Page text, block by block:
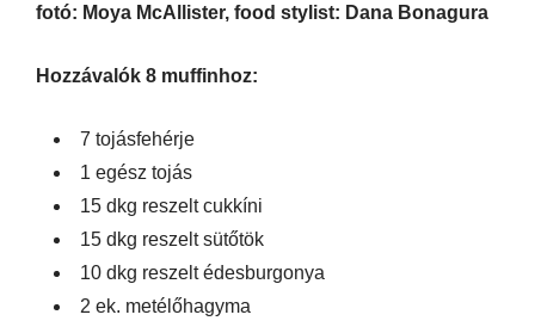
fotó: Moya McAllister, food stylist: Dana Bonagura
Hozzávalók 8 muffinhoz:
7 tojásfehérje
1 egész tojás
15 dkg reszelt cukkíni
15 dkg reszelt sütőtök
10 dkg reszelt édesburgonya
2 ek. metélőhagyma